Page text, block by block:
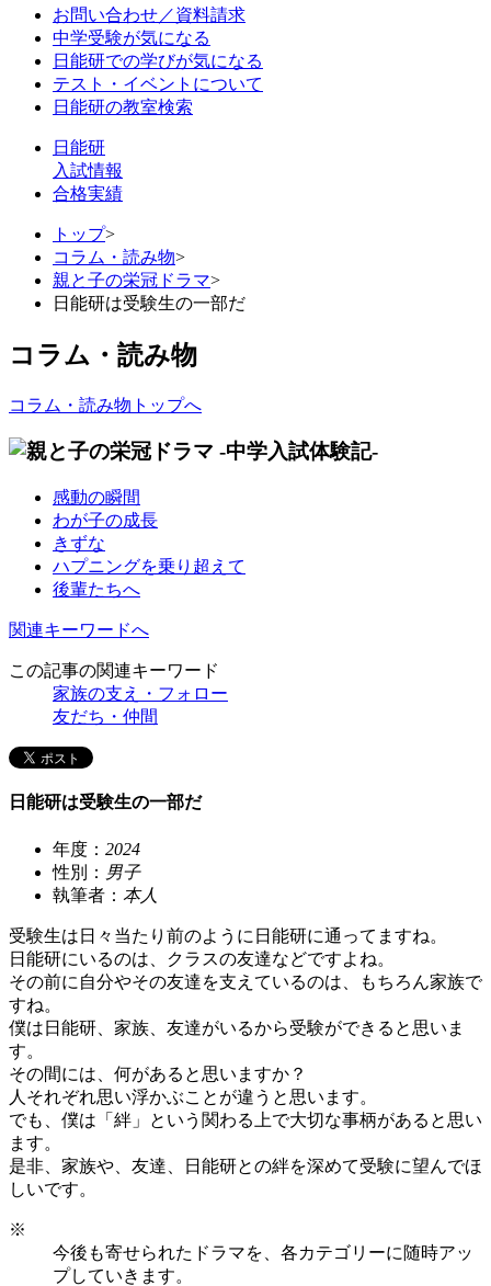
お問い合わせ／資料請求
中学受験が気になる
日能研での学びが気になる
テスト・イベントについて
日能研の教室検索
日能研
入試情報
合格実績
トップ>
コラム・読み物>
親と子の栄冠ドラマ>
日能研は受験生の一部だ
コラム・読み物
コラム・読み物トップへ
感動の瞬間
わが子の成長
きずな
ハプニングを乗り超えて
後輩たちへ
関連キーワードへ
この記事の関連キーワード
家族の支え・フォロー
友だち・仲間
日能研は受験生の一部だ
年度： 2024
性別： 男子
執筆者： 本人
受験生は日々当たり前のように日能研に通ってますね。
日能研にいるのは、クラスの友達などですよね。
その前に自分やその友達を支えているのは、もちろん家族で
すね。
僕は日能研、家族、友達がいるから受験ができると思いま
す。
その間には、何があると思いますか？
人それぞれ思い浮かぶことが違うと思います。
でも、僕は「絆」という関わる上で大切な事柄があると思い
ます。
是非、家族や、友達、日能研との絆を深めて受験に望んでほ
しいです。
※
今後も寄せられたドラマを、各カテゴリーに随時アッ
プしていきます。